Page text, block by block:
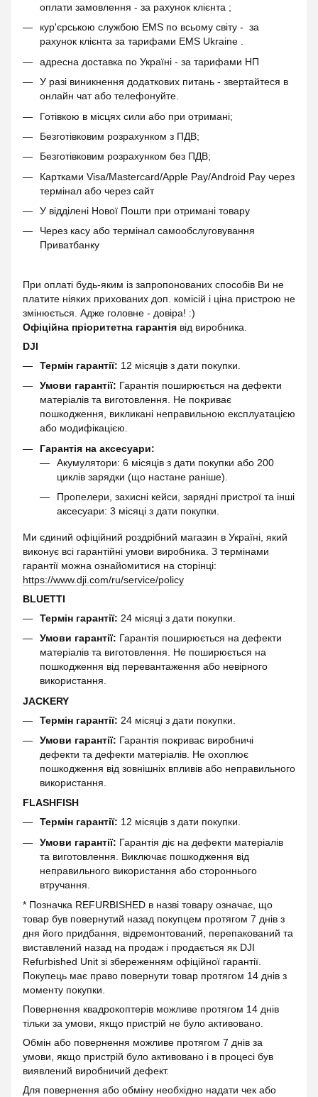
оплати замовлення - за рахунок клієнта ;
кур'єрською службою EMS по всьому світу - за
рахунок клієнта за тарифами EMS Ukraine .
адресна доставка по Україні - за тарифами НП
У разі виникнення додаткових питань - звертайтеся в
онлайн чат або телефонуйте.
Готівкою в місцях сили або при отримані;
Безготівковим розрахунком з ПДВ;
Безготівковим розрахунком без ПДВ;
Картками Visa/Mastercard/Apple Pay/Android Pay через
термінал або через сайт
У відділені Нової Пошти при отримані товару
Через касу або термінал самообслуговування
Приватбанку
При оплаті будь-яким із запропонованих способів Ви не
платите ніяких прихованих доп. комісій і ціна пристрою не
змінюється. Адже головне - довіра! :)
Офіційна пріоритетна гарантія від виробника.
DJI
Термін гарантії: 12 місяців з дати покупки.
Умови гарантії: Гарантія поширюється на дефекти
матеріалів та виготовлення. Не покриває
пошкодження, викликані неправильною експлуатацією
або модифікацією.
Гарантія на аксесуари:
Акумулятори: 6 місяців з дати покупки або 200
циклів зарядки (що настане раніше).
Пропелери, захисні кейси, зарядні пристрої та інші
аксесуари: 3 місяці з дати покупки.
Ми єдиний офіційний роздрібний магазин в Україні, який
виконує всі гарантійні умови виробника. З термінами
гарантії можна ознайомитися на сторінці:
https://www.dji.com/ru/service/policy
BLUETTI
Термін гарантії: 24 місяці з дати покупки.
Умови гарантії: Гарантія поширюється на дефекти
матеріалів та виготовлення. Не поширюється на
пошкодження від перевантаження або невірного
використання.
JACKERY
Термін гарантії: 24 місяці з дати покупки.
Умови гарантії: Гарантія покриває виробничі
дефекти та дефекти матеріалів. Не охоплює
пошкодження від зовнішніх впливів або неправильного
використання.
FLASHFISH
Термін гарантії: 12 місяців з дати покупки.
Умови гарантії: Гарантія діє на дефекти матеріалів
та виготовлення. Виключає пошкодження від
неправильного використання або стороннього
втручання.
* Позначка REFURBISHED в назві товару означає, що
товар був повернутий назад покупцем протягом 7 днів з
дня його придбання, відремонтований, перепакований та
виставлений назад на продаж і продається як DJI
Refurbished Unit зі збереженням офіційної гарантії.
Покупець має право повернути товар протягом 14 днів з
моменту покупки.
Повернення квадрокоптерів можливе протягом 14 днів
тільки за умови, якщо пристрій не було активовано.
Обмін або повернення можливе протягом 7 днів за
умови, якщо пристрій було активовано і в процесі був
виявлений виробничий дефект.
Для повернення або обміну необхідно надати чек або